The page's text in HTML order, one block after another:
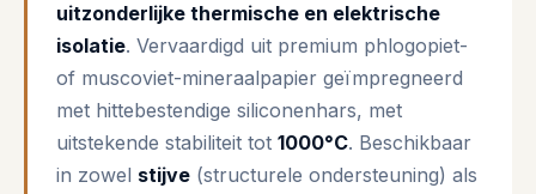
uitzonderlijke thermische en elektrische
isolatie. Vervaardigd uit premium phlogopiet-
of muscoviet-mineraalpapier geïmpregneerd
met hittebestendige siliconenhars, met
uitstekende stabiliteit tot 1000°C. Beschikbaar
in zowel stijve (structurele ondersteuning) als